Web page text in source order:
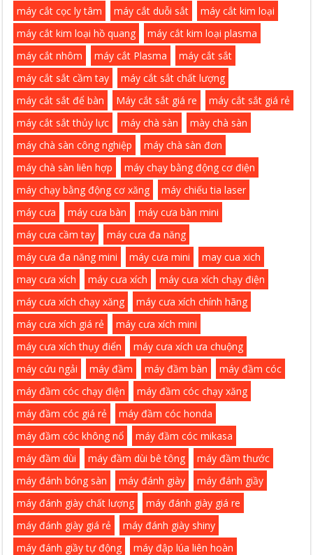
máy cắt cọc ly tâm máy cắt duỗi sắt
máy cắt kim loại
máy cắt kim loại hồ quang
máy cắt kim loại plasma
máy cắt nhôm
máy cắt Plasma
máy cắt sắt
máy cắt sắt cầm tay
máy cắt sắt chất lượng
máy cắt sắt để bàn
Máy cắt sắt giá re
máy cắt sắt giá rẻ
máy cắt sắt thủy lực
máy chà sàn
mày chà sàn
máy chà sàn công nghiệp
máy chà sàn đơn
máy chà sàn liên hợp
máy chạy bằng động cơ điện
máy chạy bằng động cơ xăng
máy chiếu tia laser
máy cưa
máy cưa bàn
máy cưa bàn mini
máy cưa cầm tay
máy cưa đa năng
máy cưa đa năng mini
máy cưa mini
may cua xich
may cưa xích
máy cưa xích
máy cưa xích chạy điện
máy cưa xích chạy xăng
máy cưa xích chính hãng
máy cưa xích giá rẻ
máy cưa xích mini
máy cưa xích thụy điển
máy cưa xích ưa chuộng
máy cứu ngải
máy đầm máy đầm bàn
máy đầm cóc
máy đầm cóc chạy điện
máy đầm cóc chạy xăng
máy đầm cóc giá rẻ
máy đầm cóc honda
máy đầm cóc không nổ
máy đầm cóc mikasa
máy đầm dùi
máy đầm dùi bê tông
máy đầm thước
máy đánh bóng sàn
máy đánh giày
máy đánh giầy
máy đánh giày chất lượng
máy đánh giày giá re
máy đánh giày giá rẻ
máy đánh giày shiny
máy đánh giầy tự động
máy đập lúa liên hoàn